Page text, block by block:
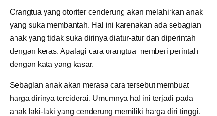
Orangtua yang otoriter cenderung akan melahirkan anak
yang suka membantah. Hal ini karenakan ada sebagian
anak yang tidak suka dirinya diatur-atur dan diperintah
dengan keras. Apalagi cara orangtua memberi perintah
dengan kata yang kasar.
Sebagian anak akan merasa cara tersebut membuat
harga dirinya terciderai. Umumnya hal ini terjadi pada
anak laki-laki yang cenderung memiliki harga diri tinggi.